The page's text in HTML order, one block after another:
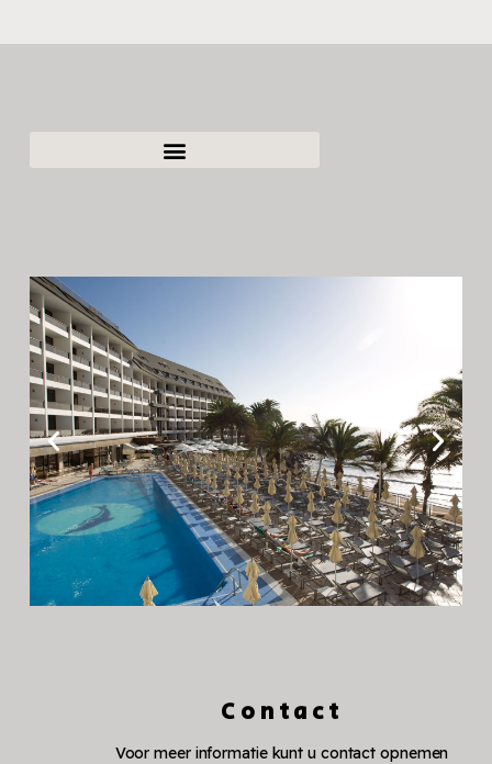
Contact
Voor meer informatie kunt u contact opnemen